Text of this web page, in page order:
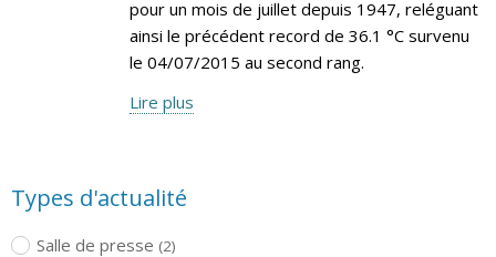
pour un mois de juillet depuis 1947, reléguant
ainsi le précédent record de 36.1 °C survenu
le 04/07/2015 au second rang.
Lire plus
Types d'actualité
Salle de presse (2)